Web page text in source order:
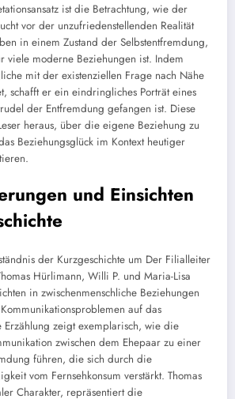
ist die Betrachtung, wie der
vor der unzufriedenstellenden Realität
in einem Zustand der Selbstentfremdung,
viele moderne Beziehungen ist. Indem
mit der existenziellen Frage nach Nähe
schafft er ein eindringliches Porträt eines
der Entfremdung gefangen ist. Diese
heraus, über die eigene Beziehung zu
Beziehungsglück im Kontext heutiger
und Einsichten
der Kurzgeschichte um Der Filialleiter
Hürlimann, Willi P. und Maria-Lisa
in zwischenmenschliche Beziehungen
auf das
Erzählung zeigt exemplarisch, wie die
zwischen dem Ehepaar zu einer
führen, die sich durch die
vom Fernsehkonsum verstärkt. Thomas
Charakter, repräsentiert die